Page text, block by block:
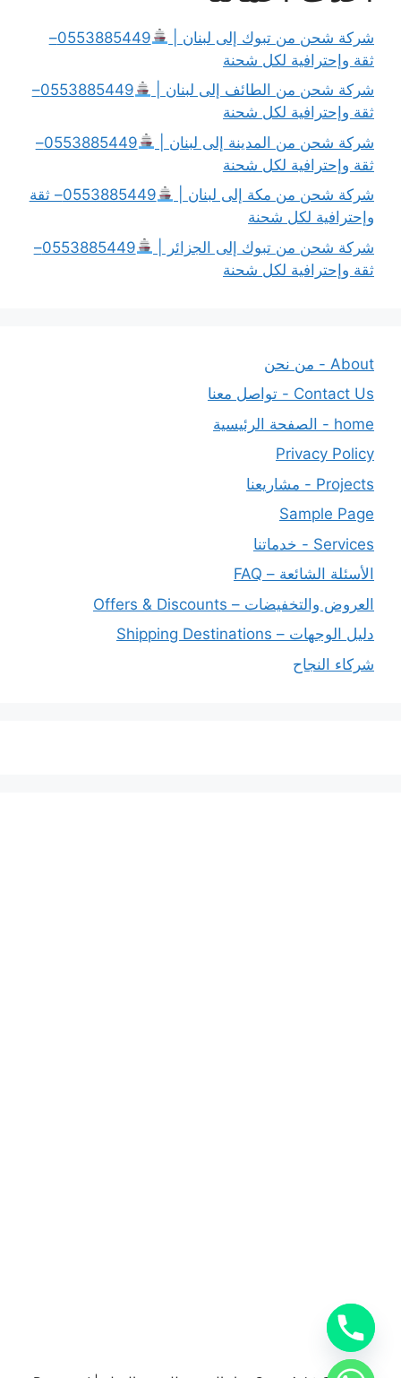
شركة شحن من تبوك إلى لبنان |
0553885449–
ثقة وإحترافية لكل شحنة
شركة شحن من الطائف إلى لبنان |
0553885449–
ثقة وإحترافية لكل شحنة
شركة شحن من المدينة إلى لبنان |
0553885449–
ثقة وإحترافية لكل شحنة
شركة شحن من مكة إلى لبنان |
0553885449– ثقة
وإحترافية لكل شحنة
شركة شحن من تبوك إلى الجزائر |
0553885449–
ثقة وإحترافية لكل شحنة
About - من نحن
Contact Us - تواصل معنا
home - الصفحة الرئيسية
Privacy Policy
Projects - مشاريعنا
Sample Page
Services - خدماتنا
الأسئلة الشائعة – FAQ
العروض والتخفيضات – Offers & Discounts
دليل الوجهات – Shipping Destinations
شركاء النجاح
شحن دولي بجدة